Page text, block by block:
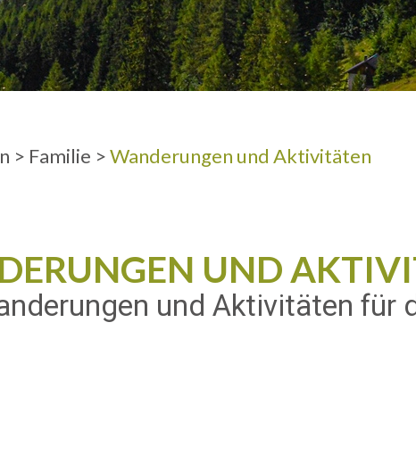
> Familie >Wanderungen und Aktivitäten
UND
und Aktivitäten für